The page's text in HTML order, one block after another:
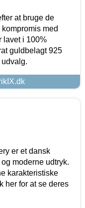
at bruge de
med
lavet i 100%
guldbelagt 925
er et dansk
moderne udtryk.
karakteristiske
her for at se deres